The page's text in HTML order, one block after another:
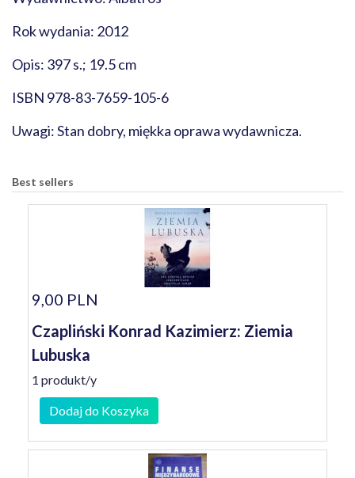
Rok wydania: 2012
Opis: 397 s.; 19.5 cm
ISBN 978-83-7659-105-6
Uwagi: Stan dobry, miękka oprawa wydawnicza.
Best sellers
9,00 PLN
Czapliński Konrad Kazimierz: Ziemia
Lubuska
1 produkt/y
Dodaj do Koszyka